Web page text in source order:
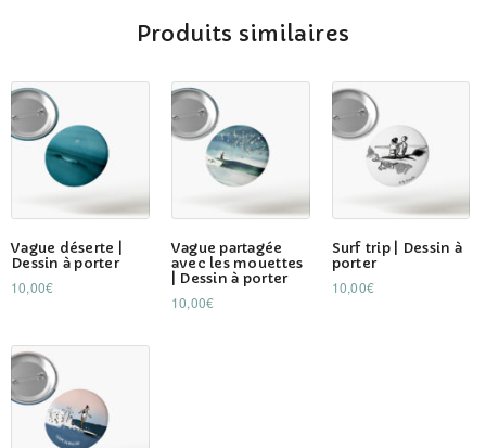
Produits similaires
Vague déserte |
Dessin à porter
10,00€
Vague partagée
avec les mouettes
| Dessin à porter
10,00€
Surf trip | Dessin à
porter
10,00€